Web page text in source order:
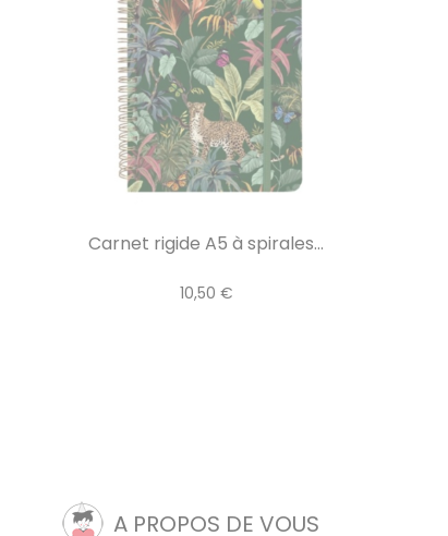
Carnet rigide A5 à spirales...
10,50 €
A PROPOS DE VOUS